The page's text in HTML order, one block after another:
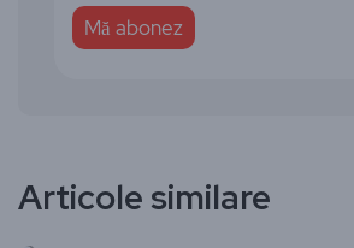
Articole similare